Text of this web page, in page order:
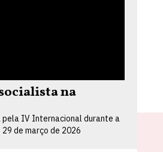
na
IV Internacional durante a
de março de 2026